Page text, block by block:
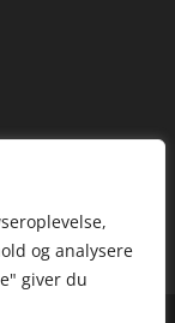
og analysere
giver du